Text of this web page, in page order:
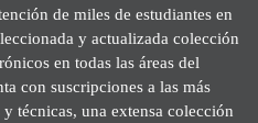
de miles de estudiantes en
y actualizada colección
en todas las áreas del
con suscripciones a las más
técnicas, una extensa colección